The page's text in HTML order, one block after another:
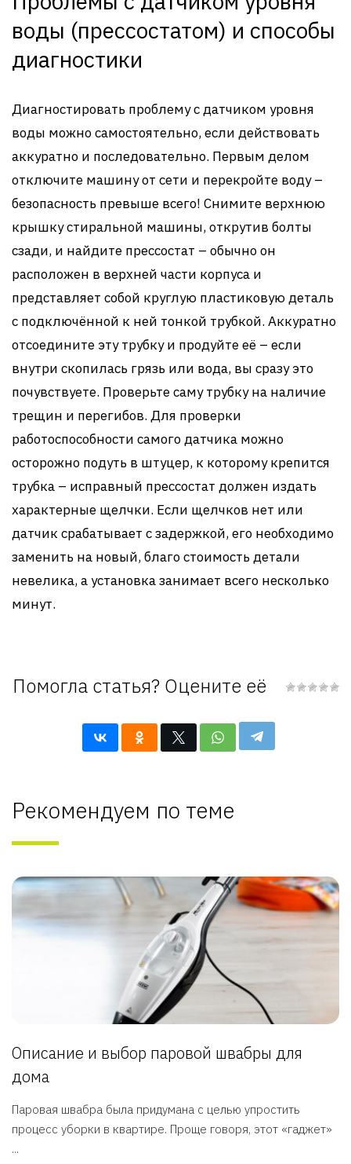
воды (прессостатом) и способы
диагностики
Диагностировать проблему с датчиком уровня
воды можно самостоятельно, если действовать
аккуратно и последовательно. Первым делом
отключите машину от сети и перекройте воду –
безопасность превыше всего! Снимите верхнюю
крышку стиральной машины, открутив болты
сзади, и найдите прессостат – обычно он
расположен в верхней части корпуса и
представляет собой круглую пластиковую деталь
с подключённой к ней тонкой трубкой. Аккуратно
отсоедините эту трубку и продуйте её – если
внутри скопилась грязь или вода, вы сразу это
почувствуете. Проверьте саму трубку на наличие
трещин и перегибов. Для проверки
работоспособности самого датчика можно
осторожно подуть в штуцер, к которому крепится
трубка – исправный прессостат должен издать
характерные щелчки. Если щелчков нет или
датчик срабатывает с задержкой, его необходимо
заменить на новый, благо стоимость детали
невелика, а установка занимает всего несколько
минут.
Помогла статья? Оцените её
Рекомендуем по теме
Описание и выбор паровой швабры для
дома
Паровая швабра была придумана с целью упростить
процесс уборки в квартире. Проще говоря, этот «гаджет»
...